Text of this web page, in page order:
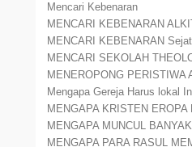
Mencari Kebenaran
MENCARI KEBENARAN
MENCARI KEBENARAN
MENCARI SEKOLAH
MENEROPONG PERISTIWA
Mengapa Gereja Harus lokal
MENGAPA KRISTEN EROPA
MENGAPA MUNCUL
MENGAPA PARA RASUL